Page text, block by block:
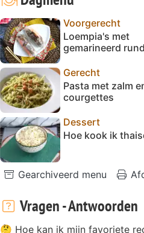
Voorgerecht
Loempia's met
gemarineerd
Gerecht
Pasta met zalm
courgettes
Dessert
Hoe kook ik
Gearchiveerd menu
Vragen - Antwoorden
🤔 Hoe kan ik mijn favoriete